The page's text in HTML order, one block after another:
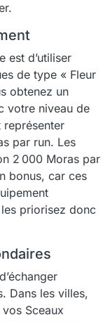
est d’utiliser
de type « Fleur
obtenez un
votre niveau de
représenter
par run. Les
2 000 Moras par
bonus, car ces
priorisez donc
Dans les villes,
Sceaux